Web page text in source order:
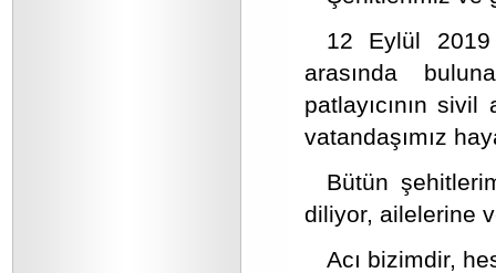
12 Eylül 2019
arasında
patlayıcının
vatandaşımız
Bütün
diliyor, ailelerine
Acı bizimdir,